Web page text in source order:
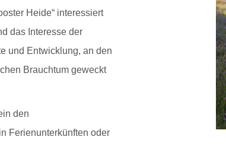
Heide“ interessiert
das Interesse der
und Entwicklung, an den
Brauchtum geweckt
den
Ferienunterkünften oder